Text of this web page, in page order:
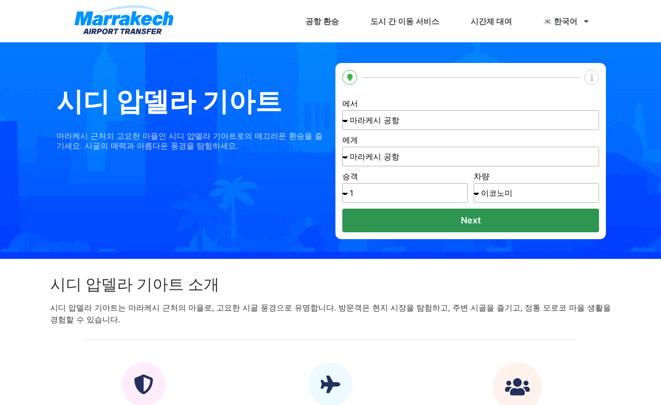
공항 환승 도시 간 이동 서비스 시간제 대여 한국어
시디 압델라 기아트
마라케시 근처의 고요한 마을인 시디 압델라 기아트로의 매끄러운 환승을 즐
기세요. 시골의 매력과 아름다운 풍경을 탐험하세요.
에서
에게
승객 차량
Next
시디 압델라 기아트 소개
시디 압델라 기아트는 마라케시 근처의 마을로, 고요한 시골 풍경으로 유명합니다. 방문객은 현지 시장을 탐험하고, 주변 시골을 즐기고, 정통 모로코 마을 생활을
경험할 수 있습니다.